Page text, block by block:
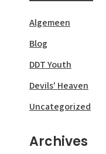
Algemeen
Blog
DDT Youth
Devils' Heaven
Uncategorized
Archives